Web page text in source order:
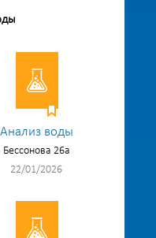
Анализ воды
Бессонова 26а
22/01/2026